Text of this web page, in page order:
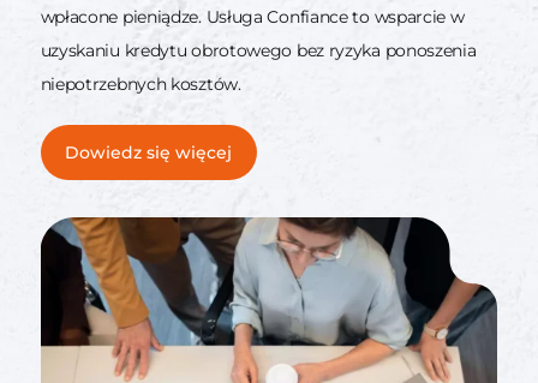
wpłacone pieniądze. Usługa Confiance to wsparcie w
uzyskaniu kredytu obrotowego bez ryzyka ponoszenia
niepotrzebnych kosztów.
Dowiedz się więcej